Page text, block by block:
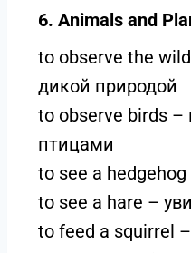
6. Animals and
to observe the
дикой природой
to observe birds –
птицами
to see a
to see a hare –
to feed a squirrel